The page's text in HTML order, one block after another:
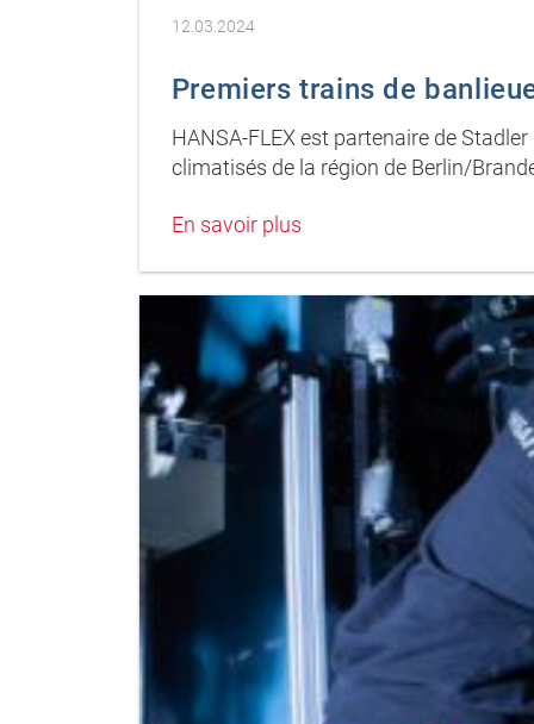
12.03.2024
Premiers trains de
HANSA-FLEX est partenaire de
climatisés de la région de Berlin/
En savoir plus